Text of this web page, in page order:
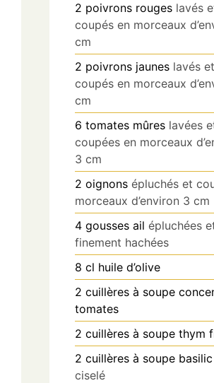
2 poivrons rouges lavés
coupés en morceaux
cm
2 poivrons jaunes lavés et
coupés en morceaux
cm
6 tomates mûres lavées
coupées en morceaux
3 cm
2 oignons épluchés et
morceaux d’environ 3 cm
4 gousses ail épluchées
finement hachées
8 cl huile d’olive
2 cuillères à soupe
tomates
2 cuillères à soupe thym
2 cuillères à soupe
ciselé